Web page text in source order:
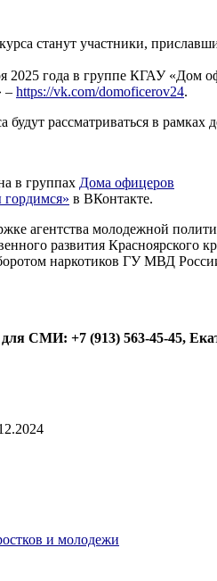
станут участники,
2025 года в группе КГАУ «Дом
– https://vk.com/domoficerov24.
будут рассматриваться в
в группах Дома офицеров
в ВКонтакте.
агентства молодежной
развития Красноярского
наркотиков ГУ МВД
СМИ: +7 (913) 563-45-45,
и молодежи